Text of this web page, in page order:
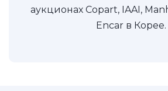
аукционах Copart, IAAI,
Encar в Корее.